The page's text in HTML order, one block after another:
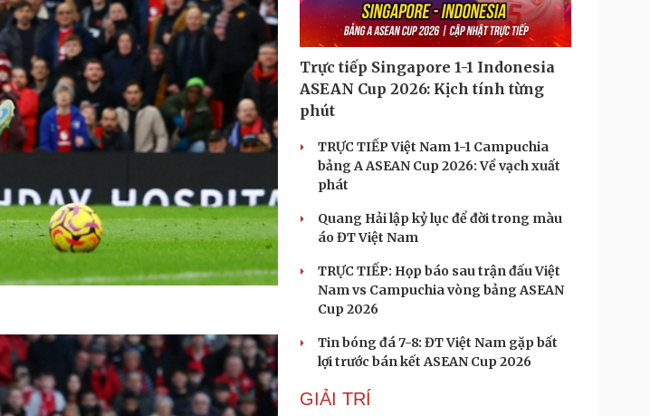
Trực tiếp Singapore 1-1 Indonesia
ASEAN Cup 2026: Kịch tính từng
phút
TRỰC TIẾP Việt Nam 1-1 Campuchia
bảng A ASEAN Cup 2026: Về vạch xuất
phát
Quang Hải lập kỷ lục để đời trong màu
áo ĐT Việt Nam
TRỰC TIẾP: Họp báo sau trận đấu Việt
Nam vs Campuchia vòng bảng ASEAN
Cup 2026
Tin bóng đá 7-8: ĐT Việt Nam gặp bất
lợi trước bán kết ASEAN Cup 2026
GIẢI TRÍ